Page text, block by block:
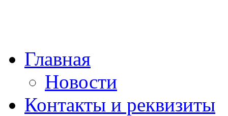
Главная
Новости
Контакты и реквизиты